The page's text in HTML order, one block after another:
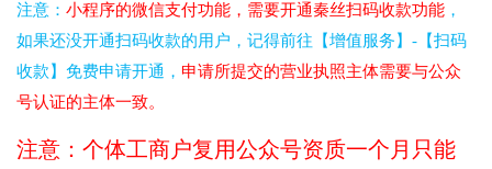
注意： 小程序的微信支付功能，需要开通秦丝扫码收款功能 ，
如果还没开通扫码收款的用户，记得前往【增值服务】-【扫码
收款】免费申请开通， 申请所提交的营业执照主体需要与公众
号认证的主体一致。
注意：个体工商户复用公众号资质一个月只能